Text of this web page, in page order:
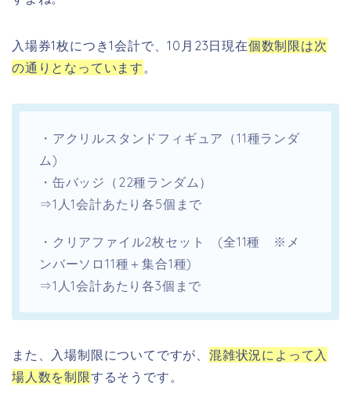
入場券1枚につき1会計で、10月23日現在個数制限は次
の通りとなっています 。
・アクリルスタンドフィギュア（11種ランダ
ム)
・缶バッジ（22種ランダム）
⇒1人1会計あたり各5個まで
・クリアファイル2枚セット (全11種 ※メ
ンバーソロ11種＋集合1種)
⇒1人1会計あたり各3個まで
また、入場制限についてですが、 混雑状況によって入
場人数を制限するそうです。